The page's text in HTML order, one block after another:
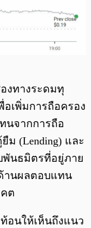
งทางระดมทุ
เพิ่มการถือครอง
นจากการถือ
ม (Lending) และ
พันธมิตรที่อยู่ภาย
านผลตอบแทน
ต
ท้อนให้เห็นถึงแนว